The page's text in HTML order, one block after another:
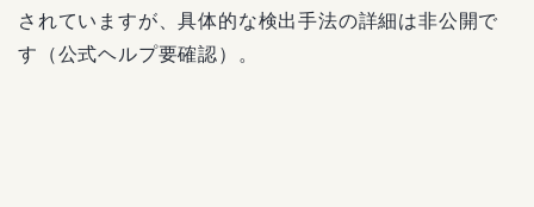
されていますが、具体的な検出手法の詳細は非公開で
す（公式ヘルプ要確認）。